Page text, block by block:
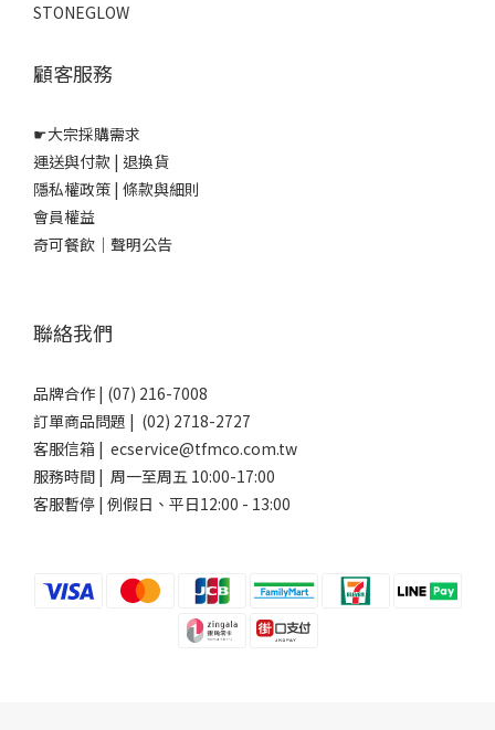
STONEGLOW
顧客服務
☛大宗採購需求
運送與付款 | 退換貨
隱私權政策 | 條款與細則
會員權益
奇可餐飲｜聲明公告
聯絡我們
品牌合作 | (07) 216-7008
訂單商品問題 | (02) 2718-2727
客服信箱 | ecservice@tfmco.com.tw
服務時間 | 周一至周五 10:00-17:00
客服暫停 | 例假日、平日12:00 - 13:00